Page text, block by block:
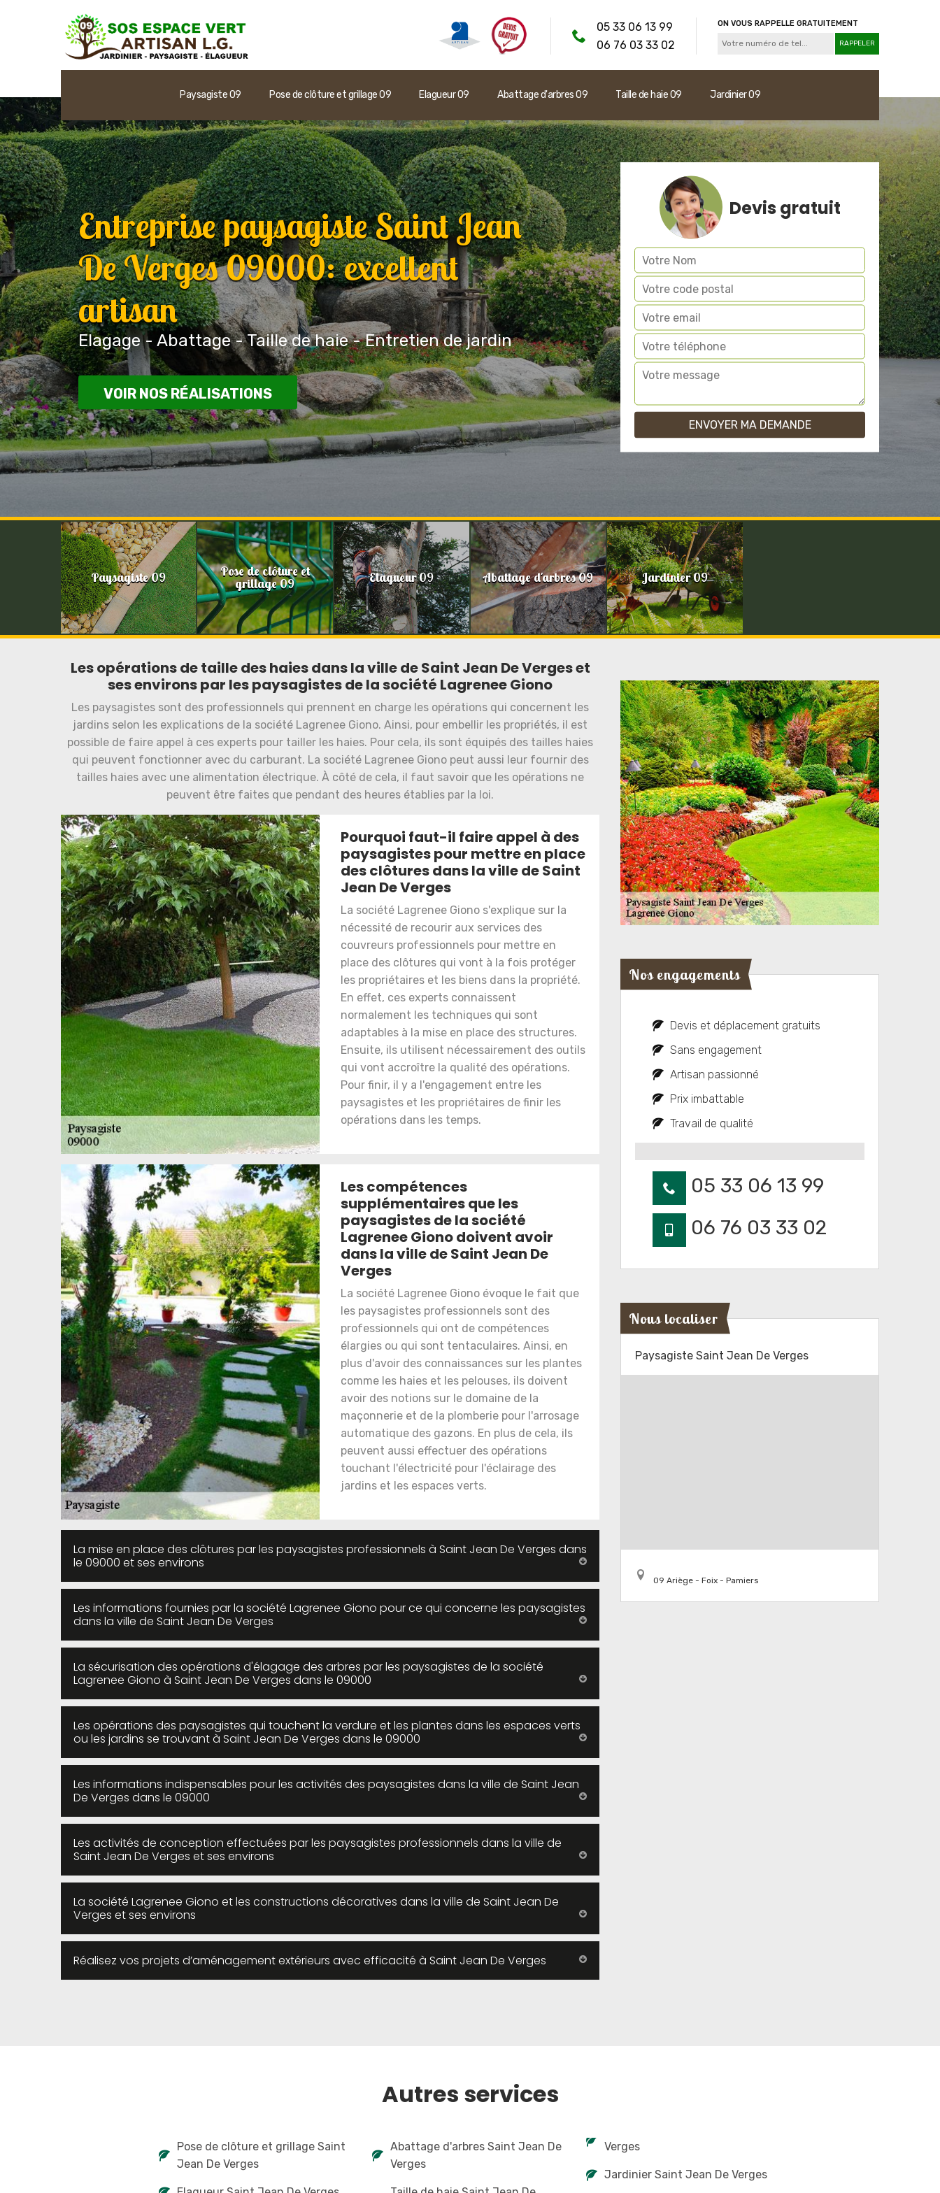
05 33 06 13 99
06 76 03 33 02
ON VOUS RAPPELLE GRATUITEMENT
Paysagiste 09 Pose de clôture et grillage 09 Elagueur 09 Abattage d'arbres 09 Taille de haie 09 Jardinier 09
Entreprise paysagiste Saint Jean
De Verges 09000: excellent
artisan
Elagage - Abattage - Taille de haie - Entretien de jardin
VOIR NOS RÉALISATIONS
Devis gratuit
Paysagiste 09 Pose de clôture et
grillage 09 Elagueur 09 Abattage d'arbres 09 Jardinier 09
Les opérations de taille des haies dans la ville de Saint Jean De Verges et
ses environs par les paysagistes de la société Lagrenee Giono
Les paysagistes sont des professionnels qui prennent en charge les opérations qui concernent les
jardins selon les explications de la société Lagrenee Giono. Ainsi, pour embellir les propriétés, il est
possible de faire appel à ces experts pour tailler les haies. Pour cela, ils sont équipés des tailles haies
qui peuvent fonctionner avec du carburant. La société Lagrenee Giono peut aussi leur fournir des
tailles haies avec une alimentation électrique. À côté de cela, il faut savoir que les opérations ne
peuvent être faites que pendant des heures établies par la loi.
Pourquoi faut-il faire appel à des
paysagistes pour mettre en place
des clôtures dans la ville de Saint
Jean De Verges
La société Lagrenee Giono s'explique sur la
nécessité de recourir aux services des
couvreurs professionnels pour mettre en
place des clôtures qui vont à la fois protéger
les propriétaires et les biens dans la propriété.
En effet, ces experts connaissent
normalement les techniques qui sont
adaptables à la mise en place des structures.
Ensuite, ils utilisent nécessairement des outils
qui vont accroître la qualité des opérations.
Pour finir, il y a l'engagement entre les
paysagistes et les propriétaires de finir les
opérations dans les temps.
Les compétences
supplémentaires que les
paysagistes de la société
Lagrenee Giono doivent avoir
dans la ville de Saint Jean De
Verges
La société Lagrenee Giono évoque le fait que
les paysagistes professionnels sont des
professionnels qui ont de compétences
élargies ou qui sont tentaculaires. Ainsi, en
plus d'avoir des connaissances sur les plantes
comme les haies et les pelouses, ils doivent
avoir des notions sur le domaine de la
maçonnerie et de la plomberie pour l'arrosage
automatique des gazons. En plus de cela, ils
peuvent aussi effectuer des opérations
touchant l'électricité pour l'éclairage des
jardins et les espaces verts.
La mise en place des clôtures par les paysagistes professionnels à Saint Jean De Verges dans
le 09000 et ses environs
Les informations fournies par la société Lagrenee Giono pour ce qui concerne les paysagistes
dans la ville de Saint Jean De Verges
La sécurisation des opérations d'élagage des arbres par les paysagistes de la société
Lagrenee Giono à Saint Jean De Verges dans le 09000
Les opérations des paysagistes qui touchent la verdure et les plantes dans les espaces verts
ou les jardins se trouvant à Saint Jean De Verges dans le 09000
Les informations indispensables pour les activités des paysagistes dans la ville de Saint Jean
De Verges dans le 09000
Les activités de conception effectuées par les paysagistes professionnels dans la ville de
Saint Jean De Verges et ses environs
La société Lagrenee Giono et les constructions décoratives dans la ville de Saint Jean De
Verges et ses environs
Réalisez vos projets d’aménagement extérieurs avec efficacité à Saint Jean De Verges
Nos engagements
Devis et déplacement gratuits
Sans engagement
Artisan passionné
Prix imbattable
Travail de qualité
05 33 06 13 99
06 76 03 33 02
Nous localiser
Paysagiste Saint Jean De Verges
09 Ariège - Foix - Pamiers
Autres services
Pose de clôture et grillage Saint
Jean De Verges
Abattage d'arbres Saint Jean De
Verges
Verges
Jardinier Saint Jean De Verges